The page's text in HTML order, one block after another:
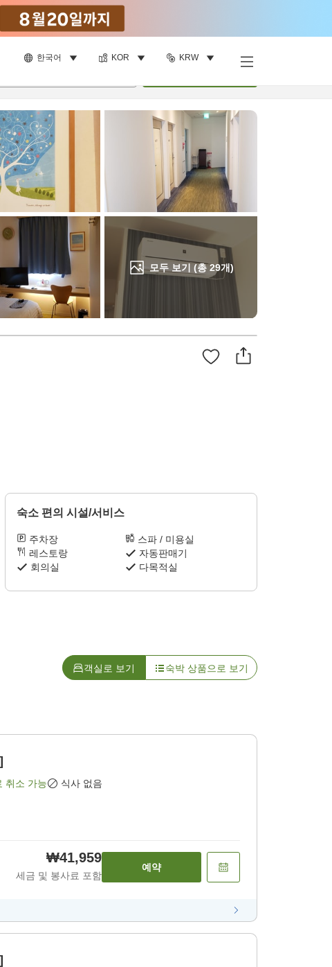
한국어 KOR KRW
모두 보기 (총29개)
숙소 편의 시설/서비스
주차장
스파 / 미용실
레스토랑
자동판매기
회의실
다목적실
객실로 보기 숙박 상품으로 보기
취소 가능 식사 없음
₩41,959
세금 및 봉사료 포함
예약